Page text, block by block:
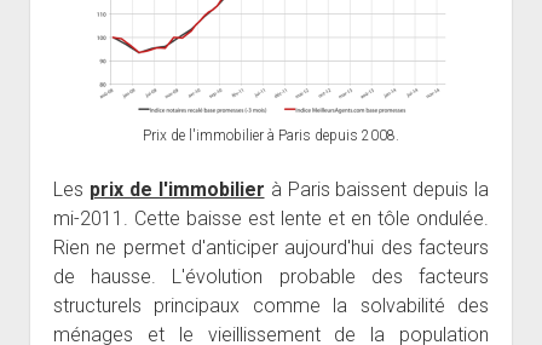
Prix de l'immobilier à Paris depuis 2008.
Les prix de l'immobilier à Paris baissent depuis la
mi-2011. Cette baisse est lente et en tôle ondulée.
Rien ne permet d'anticiper aujourd'hui des facteurs
de hausse. L'évolution probable des facteurs
structurels principaux comme la solvabilité des
ménages et le vieillissement de la population